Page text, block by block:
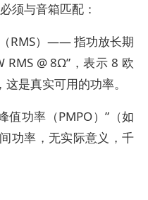
须与音箱匹配：
RMS）—— 指功放长期
RMS @ 8Ω”，表示 8 欧
是真实可用的功率。
值功率（PMPO）”（如
功率，无实际意义，千